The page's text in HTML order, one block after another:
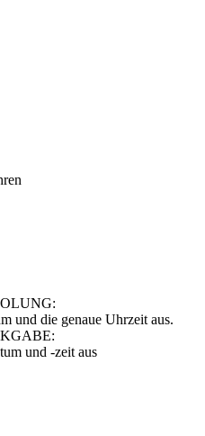
und die genaue Uhrzeit aus.
und -zeit aus